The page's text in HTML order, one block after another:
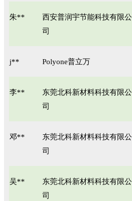
朱**
西安普润宇节能科技有限公
司
j** Polyone普立万
李**
东莞北科新材料科技有限公
司
邓**
东莞北科新材料科技有限公
司
吴**
东莞北科新材料科技有限公
司